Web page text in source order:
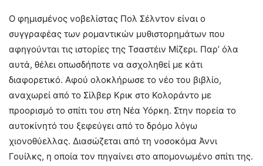
Ο φημισμένος νοβελίστας Πολ Σέλντον είναι ο
συγγραφέας των ρομαντικών μυθιστορημάτων που
αφηγούνται τις ιστορίες της Τσαστέιν Μίζερι. Παρ’ όλα
αυτά, θέλει οπωσδήποτε να ασχοληθεί με κάτι
διαφορετικό. Αφού ολοκλήρωσε το νέο του βιβλίο,
αναχωρεί από το Σίλβερ Κρικ στο Κολοράντο με
προορισμό το σπίτι του στη Νέα Υόρκη. Στην πορεία το
αυτοκίνητό του ξεφεύγει από το δρόμο λόγω
χιονοθύελλας. Διασώζεται από τη νοσοκόμα Άννι
Γουίλκς, η οποία τον πηγαίνει στο απομονωμένο σπίτι της.